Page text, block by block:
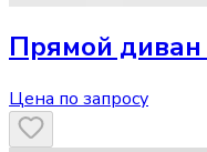
Прямой диван
Цена по запросу